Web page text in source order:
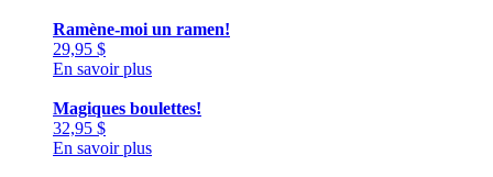
Ramène-moi un ramen!
29,95 $
En savoir plus
Magiques boulettes!
32,95 $
En savoir plus